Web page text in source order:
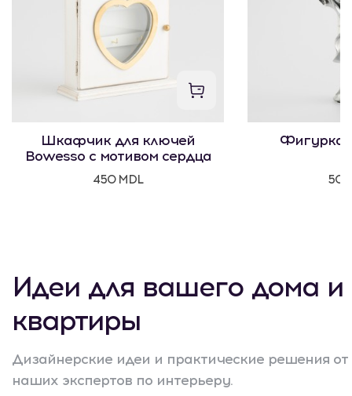
Шкафчик для ключей
Bowesso с мотивом сердца
450 MDL
Фигурка
500
Идеи для вашего дома и
квартиры
Дизайнерские идеи и практические решения от
наших экспертов по интерьеру.